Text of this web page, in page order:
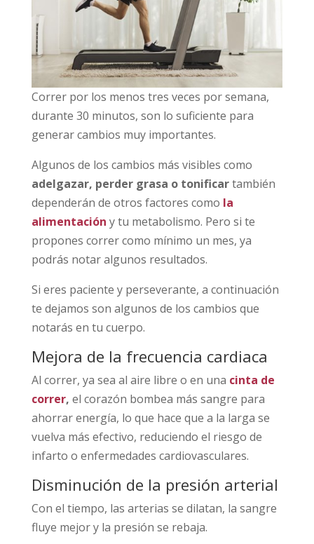
Correr por los menos tres veces por semana,
durante 30 minutos, son lo suficiente para
generar cambios muy importantes.
Algunos de los cambios más visibles como
adelgazar, perder grasa o tonificartambién
dependerán de otros factores como la
alimentación y tu metabolismo. Pero si te
propones correr como mínimo un mes, ya
podrás notar algunos resultados.
Si eres paciente y perseverante, a continuación
te dejamos son algunos de los cambios que
notarás en tu cuerpo.
Mejora de la frecuencia cardiaca
Al correr, ya sea al aire libre o en una cinta de
correr, el corazón bombea más sangre para
ahorrar energía, lo que hace que a la larga se
vuelva más efectivo, reduciendo el riesgo de
infarto o enfermedades cardiovasculares.
Disminución de la presión arterial
Con el tiempo, las arterias se dilatan, la sangre
fluye mejor y la presión se rebaja.